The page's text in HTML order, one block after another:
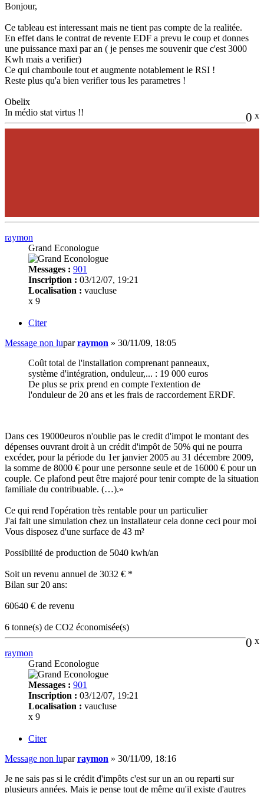
Bonjour,
Ce tableau est interessant mais ne tient pas compte de la realitée.
En effet dans le contrat de revente EDF a prevu le coup et donnes
une puissance maxi par an ( je penses me souvenir que c'est 3000
Kwh mais a verifier)
Ce qui chamboule tout et augmente notablement le RSI !
Reste plus qu'a bien verifier tous les parametres !
Obelix
0 x
In médio stat virtus !!
raymon
Grand Econologue
Messages : 901
Inscription : 03/12/07, 19:21
Localisation : vaucluse
x 9
Citer
Message non luparraymon » 30/11/09, 18:05
Coût total de l'installation comprenant panneaux,
système d'intégration, onduleur,... : 19 000 euros
De plus se prix prend en compte l'extention de
l'onduleur de 20 ans et les frais de raccordement ERDF.
Dans ces 19000euros n'oublie pas le credit d'impot le montant des
dépenses ouvrant droit à un crédit d'impôt de 50% qui ne pourra
excéder, pour la période du 1er janvier 2005 au 31 décembre 2009,
la somme de 8000 € pour une personne seule et de 16000 € pour un
couple. Ce plafond peut être majoré pour tenir compte de la situation
familiale du contribuable. (…).»
Ce qui rend l'opération très rentable pour un particulier
J'ai fait une simulation chez un installateur cela donne ceci pour moi
Vous disposez d'une surface de 43 m²
Possibilité de production de 5040 kwh/an
Soit un revenu annuel de 3032 € *
Bilan sur 20 ans:
60640 € de revenu
6 tonne(s) de CO2 économisée(s)
0 x
raymon
Grand Econologue
Messages : 901
Inscription : 03/12/07, 19:21
Localisation : vaucluse
x 9
Citer
Message non luparraymon » 30/11/09, 18:16
Je ne sais pas si le crédit d'impôts c'est sur un an ou reparti sur
plusieurs années. Mais je pense tout de même qu'il existe d'autres